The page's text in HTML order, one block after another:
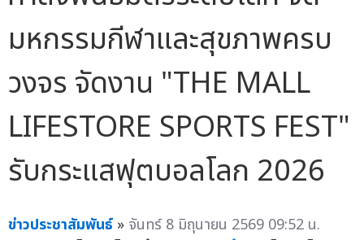
มหกรรมกีฬาและสุขภาพครบ
วงจร จัดงาน "THE MALL
LIFESTORE SPORTS FEST"
รับกระแสฟุตบอลโลก 2026
ข่าวประชาสัมพันธ์ » จันทร์ 8 มิถุนายน 2569 09:52 น.